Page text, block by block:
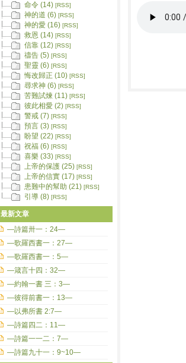
命令 (14) [RSS]
神的道 (6) [RSS]
神的愛 (16) [RSS]
救恩 (14) [RSS]
信靠 (12) [RSS]
禱告 (5) [RSS]
聖靈 (6) [RSS]
悔改歸正 (10) [RSS]
尋求神 (6) [RSS]
苦難試煉 (11) [RSS]
彼此相愛 (2) [RSS]
警戒 (7) [RSS]
預言 (3) [RSS]
盼望 (22) [RSS]
祝福 (6) [RSS]
喜樂 (33) [RSS]
上帝的保護 (25) [RSS]
上帝的信實 (17) [RSS]
患難中的幫助 (21) [RSS]
引導 (8) [RSS]
最新文章
—詩篇卅一：24—
—歌羅西書一：27—
—歌羅西書一：5—
—箴言十四：32—
—約翰一書 三：3—
—彼得前書一：13—
—以弗所書 2:7—
—詩篇四二：11—
—詩篇一一二：7—
—詩篇九十一：9~10—